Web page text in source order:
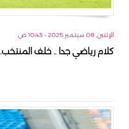
الإثنين, 08 سبتمبر 2025 - 10:43 ص
كلام رياضي جدا .. خلف